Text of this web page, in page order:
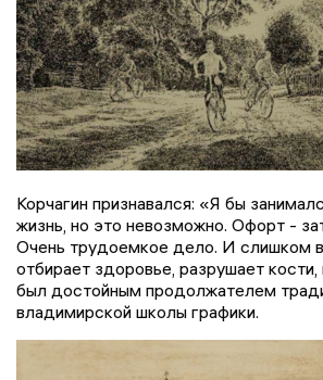
Корчагин признавался: «Я бы
жизнь, но это невозможно. Офорт -
Очень трудоемкое дело. И слишком
отбирает здоровье, разрушает
был достойным продолжателем
владимирской школы графики.